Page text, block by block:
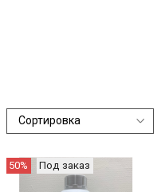
50% Под заказ